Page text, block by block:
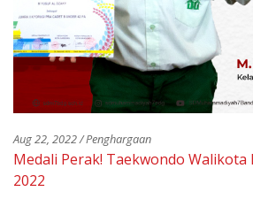
Aug 22, 2022 / Penghargaan
Medali Perak! Taekwondo Walikota
2022